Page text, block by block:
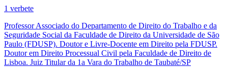
1 verbete
Professor Associado do Departamento de Direito do Trabalho e da
Seguridade Social da Faculdade de Direito da Universidade de São
Paulo (FDUSP). Doutor e Livre-Docente em Direito pela FDUSP.
Doutor em Direito Processual Civil pela Faculdade de Direito de
Lisboa. Juiz Titular da 1a Vara do Trabalho de Taubaté/SP